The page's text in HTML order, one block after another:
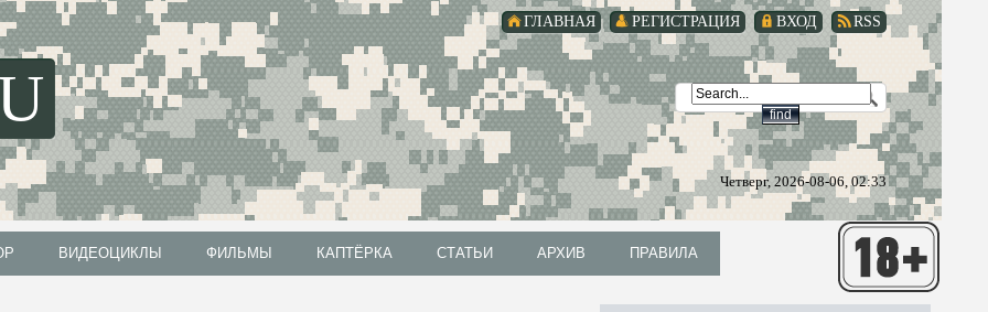
RSS
ВХОД
РЕГИСТРАЦИЯ
ГЛАВНАЯ
Четверг, 2026-08-06, 02:33
ВИДЕОЦИКЛЫ ФИЛЬМЫ КАПТЁРКА СТАТЬИ АРХИВ ПРАВИЛА